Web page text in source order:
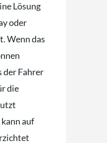
Lösung
oder
Wenn das
der Fahrer
die
auf